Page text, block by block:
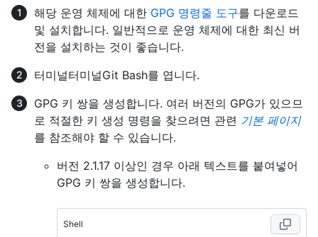
해당 운영 체제에 대한 GPG 명령줄 도구를 다운로드
및 설치합니다. 일반적으로 운영 체제에 대한 최신 버
전을 설치하는 것이 좋습니다.
터미널터미널Git Bash를 엽니다.
GPG 키 쌍을 생성합니다. 여러 버전의 GPG가 있으므
로 적절한 키 생성 명령을 찾으려면 관련 기본 페이지
를 참조해야 할 수 있습니다.
버전 2.1.17 이상인 경우 아래 텍스트를 붙여넣어
GPG 키 쌍을 생성합니다.
Shell